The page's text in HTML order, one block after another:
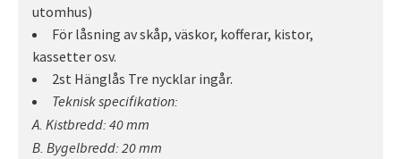
utomhus)
För låsning av skåp, väskor, kofferar, kistor,
kassetter osv.
2st Hänglås Tre nycklar ingår.
Teknisk specifikation:
A. Kistbredd: 40 mm
B. Bygelbredd: 20 mm